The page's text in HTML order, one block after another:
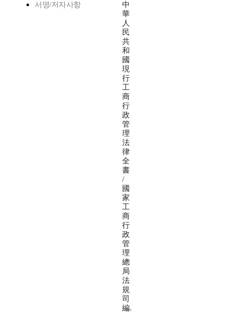
서명/저자사항
中
華
人
民
共
和
國
現
行
工
商
行
政
管
理
法
律
全
書
/
國
家
工
商
行
政
管
理
總
局
法
規
司
編.